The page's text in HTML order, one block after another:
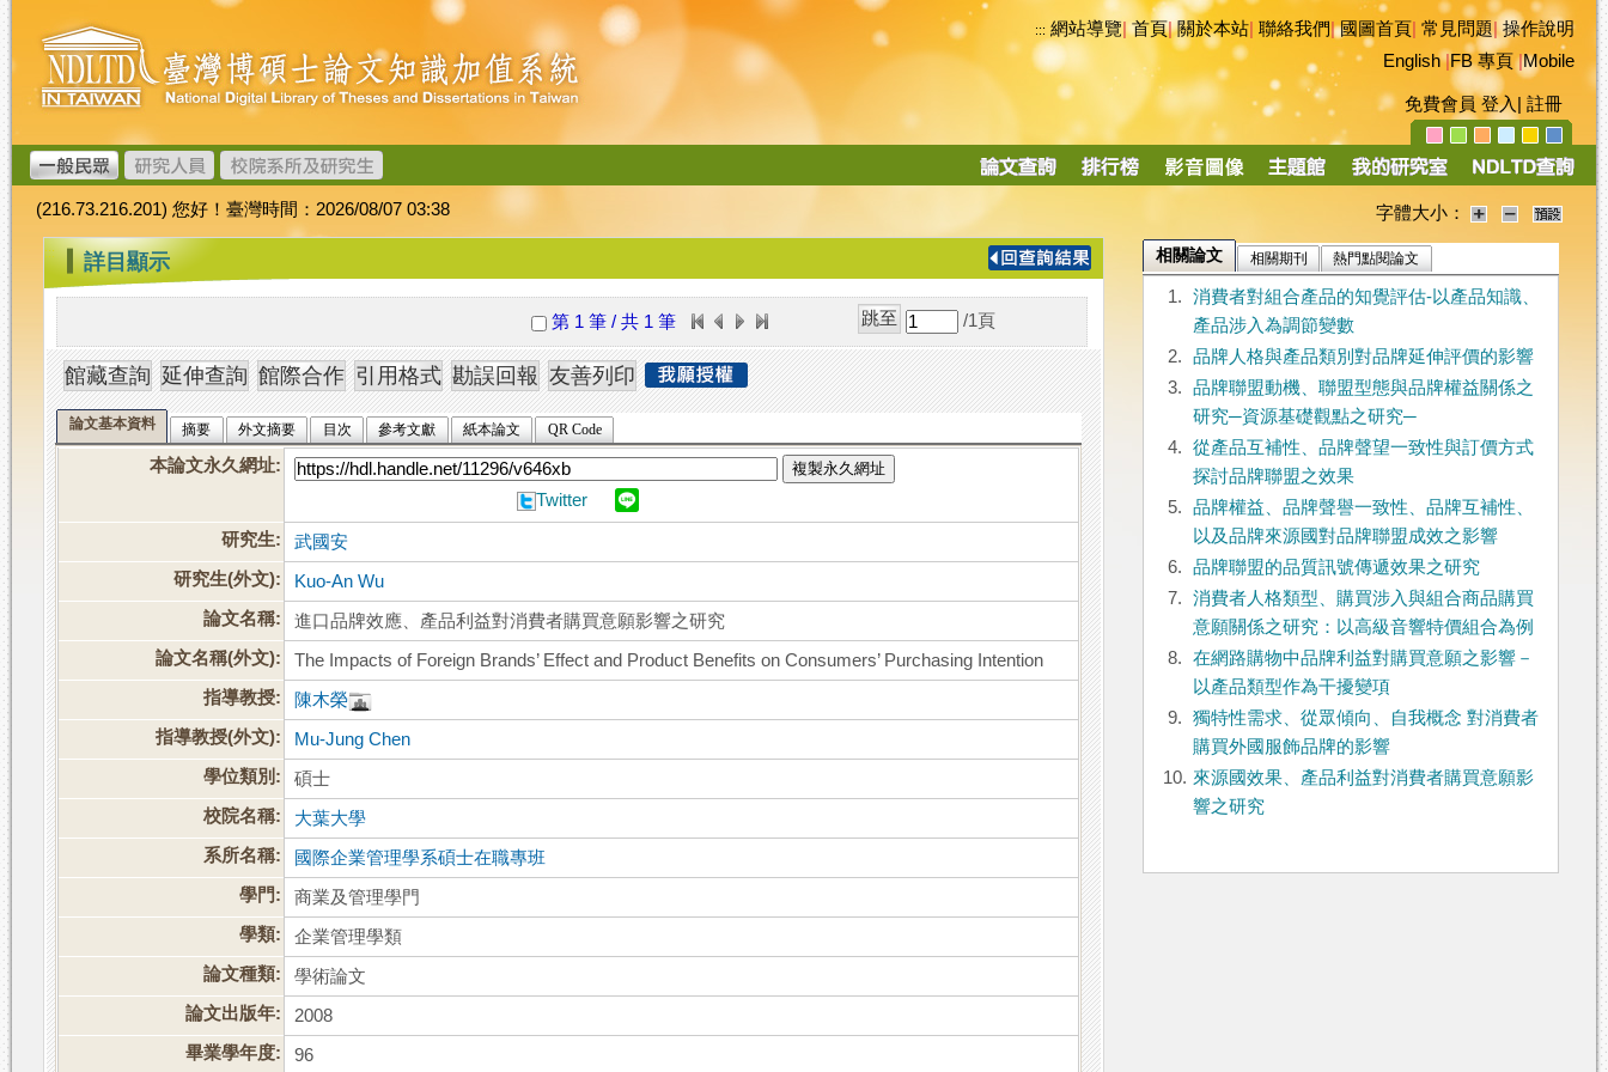
跳
到
主
要
內
容
臺
灣
博
碩
士
論
文
加
值
系
統
::: 網站導覽|首頁|關於本站 聯絡我們|國圖首頁 常見問題|操作說明
English|FB 專頁|Mobile
免費會員 登入 註冊
導
(216.73.216.201) 您好！臺灣時間：2026/08/07 03:38 字體大小：
::: 詳目顯示
第 1 筆 / 共 1 筆 /1 頁
論文基本資料 摘要 外文摘要 目次 參考文獻 紙本論文 QR Code
本論文永久網址: 複製永久網址
Twitter
研究生:
武國安
研究生(外文):
Kuo-An Wu
論文名稱:
進口品牌效應、產品利益對消費者購買意願影響之研究
論文名稱(外文):
The Impacts of Foreign Brands’ Effect and Product Benefits on Consumers’ Purchasing Intention
指導教授:
陳木榮
指導教授(外文):
Mu-Jung Chen
學位類別:
碩士
校院名稱:
大葉大學
系所名稱:
國際企業管理學系碩士在職專班
學門:
商業及管理學門
學類:
企業管理學類
論文種類:
學術論文
論文出版年:
2008
畢業學年度:
96
相關論文 相關期刊 熱門點閱論文
1.
消費者對組合產品的知覺評估-以產品知識、
產品涉入為調節變數
2.
品牌人格與產品類別對品牌延伸評價的影響
3.
品牌聯盟動機、聯盟型態與品牌權益關係之
研究─資源基礎觀點之研究─
4.
從產品互補性、品牌聲望一致性與訂價方式
探討品牌聯盟之效果
5.
品牌權益、品牌聲譽一致性、品牌互補性、
以及品牌來源國對品牌聯盟成效之影響
6.
品牌聯盟的品質訊號傳遞效果之研究
7.
消費者人格類型、購買涉入與組合商品購買
意願關係之研究：以高級音響特價組合為例
8.
在網路購物中品牌利益對購買意願之影響－
以產品類型作為干擾變項
9.
獨特性需求、從眾傾向、自我概念 對消費者
購買外國服飾品牌的影響
10. 來源國效果、產品利益對消費者購買意願影
響之研究